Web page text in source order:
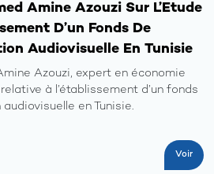
Amine Azouzi Sur L’Etude
D’un Fonds De
Audiovisuelle En Tunisie
Azouzi, expert en économie
à l’établissement d’un fonds
en Tunisie.
Voir